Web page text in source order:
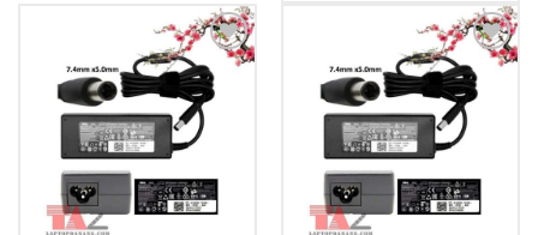
Add to
Wishlist
Add to
Wishlist